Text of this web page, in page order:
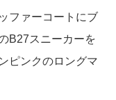
ファーコートにブ
B27スニーカーを
ピンクのロングマ